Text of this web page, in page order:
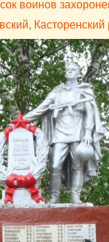
воинов
Касторенский